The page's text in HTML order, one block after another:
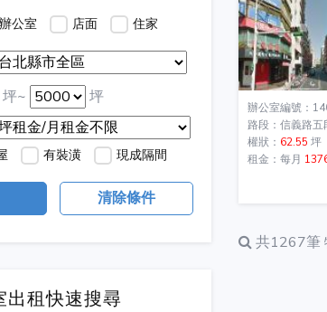
辦公室 店面 住家
坪~
坪
有裝潢 現成隔間
清除條件
出租快速搜尋
辦公室編號：
路段：信義路五
權狀： 62.55 坪
租金：每月
共1267筆